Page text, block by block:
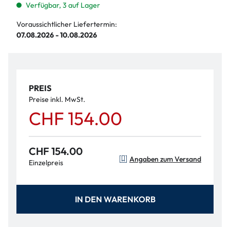
Verfügbar, 3 auf Lager
Voraussichtlicher Liefertermin:
07.08.2026 - 10.08.2026
PREIS
Preise inkl. MwSt.
CHF 154.00
CHF 154.00
Einzelpreis Angaben zum Versand
IN DEN WARENKORB